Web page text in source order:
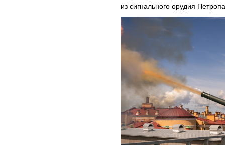
из сигнального орудия